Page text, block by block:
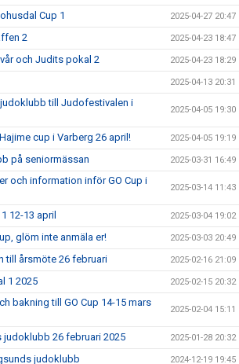
Cup 1 2025-04-27 20:47
2 2025-04-23 18:47
och Judits pokal 2 2025-04-23 18:29
2025-04-13 20:31
till Judofestivalen i
2025-04-05 19:30
cup i Varberg 26 april! 2025-04-05 19:19
på seniormässan 2025-03-31 16:49
och information inför GO Cup i
2025-03-14 11:43
12-13 april 2025-03-04 19:02
glöm inte anmäla er! 2025-03-03 20:49
till årsmöte 26 februari 2025-02-16 21:09
1 2025 2025-02-15 20:32
bakning till GO Cup 14-15 mars
2025-02-04 15:11
26 februari 2025 2025-01-28 20:32
judoklubb 2024-12-19 19:45